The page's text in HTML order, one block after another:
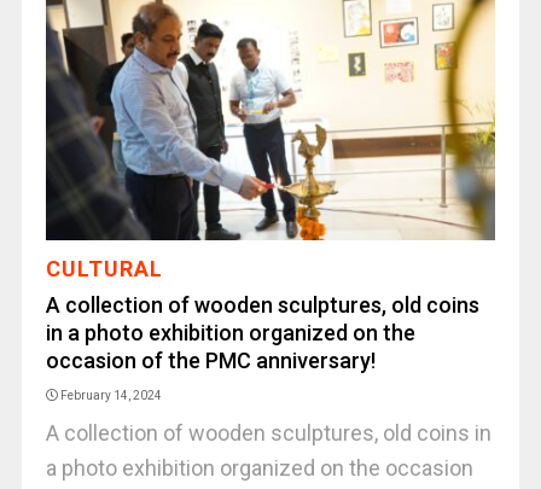
CULTURAL
A collection of wooden sculptures, old coins
in a photo exhibition organized on the
occasion of the PMC anniversary!
February 14, 2024
A collection of wooden sculptures, old coins in
a photo exhibition organized on the occasion